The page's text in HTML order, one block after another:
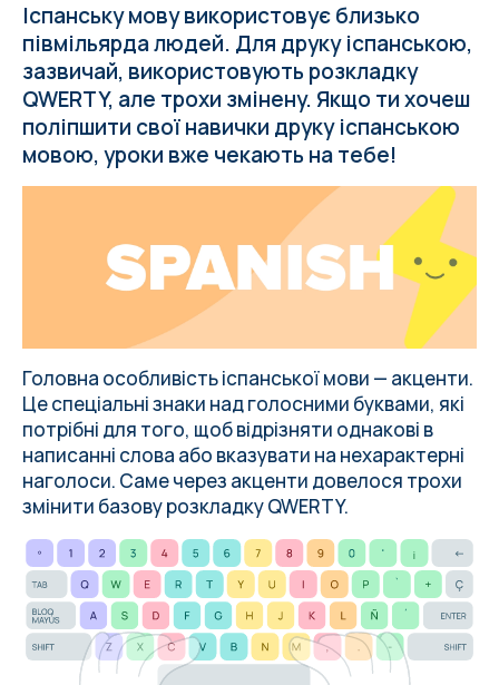
Іспанську мову використовує близько
півмільярда людей. Для друку іспанською,
зазвичай, використовують розкладку
QWERTY, але трохи змінену. Якщо ти хочеш
поліпшити свої навички друку іспанською
мовою, уроки вже чекають на тебе!
Головна особливість іспанської мови — акценти.
Це спеціальні знаки над голосними буквами, які
потрібні для того, щоб відрізняти однакові в
написанні слова або вказувати на нехарактерні
наголоси. Саме через акценти довелося трохи
змінити базову розкладку QWERTY.